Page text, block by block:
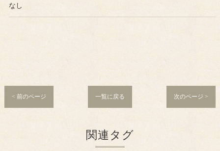
なし
< 前のページ 一覧に戻る 次のページ >
関連タグ